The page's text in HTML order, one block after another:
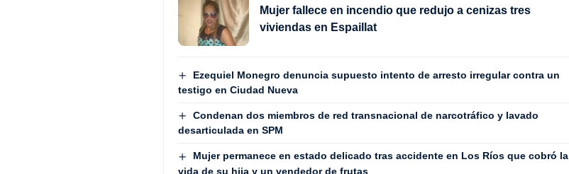
Mujer fallece en incendio que redujo a cenizas tres
viviendas en Espaillat
Ezequiel Monegro denuncia supuesto intento de arresto irregular contra un
testigo en Ciudad Nueva
Condenan dos miembros de red transnacional de narcotráfico y lavado
desarticulada en SPM
Mujer permanece en estado delicado tras accidente en Los Ríos que cobró la
vida de su hija y un vendedor de frutas